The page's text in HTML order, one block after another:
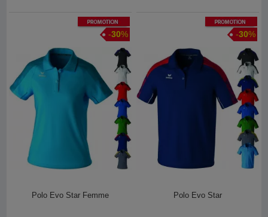
Promotion
-30%
Polo Evo Star Femme
Promotion
-30%
Polo Evo Star